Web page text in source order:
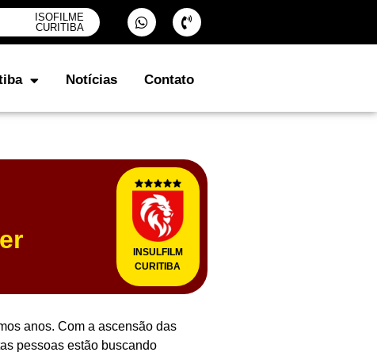
ISOFILME
CURITIBA
Notícias Contato
INSULFILM
CURITIBA
anos. Com a ascensão das
pessoas estão buscando